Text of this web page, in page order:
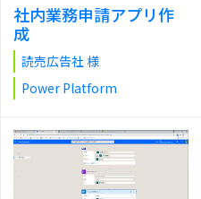
社内業務申請アプリ作
成
読売広告社 様
Power Platform